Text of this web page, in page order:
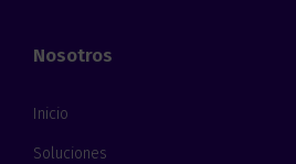
Nosotros
Inicio
Soluciones